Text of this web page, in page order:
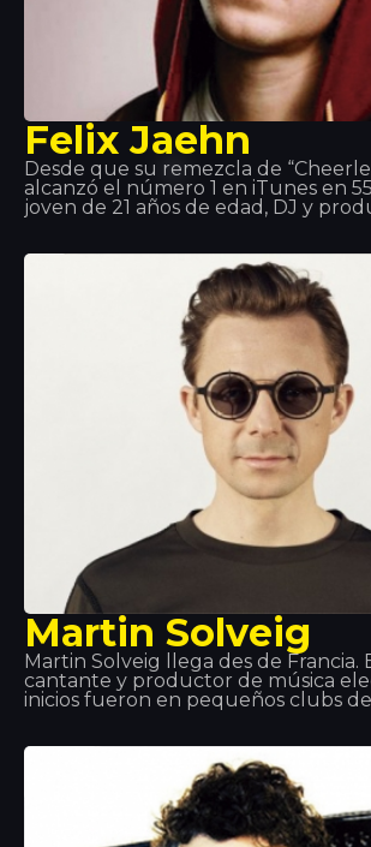
Felix Jaehn
Desde que su remezcla de
alcanzó el número 1 en iTunes en 55
joven de 21 años de edad, DJ y
futuro. Además, su enorme éxito
ruptura “Ain’t Nobody” con Jasmine
ha convertido en uno de los
Martin Solveig
Martin Solveig llega des de Francia.
cantante y productor de música
inicios fueron en pequeños clubs de
de DJ, como de director artístico.
“Edony” o “Heart of Africa” dieron el
más adelante sacó su álbum.
placer de verlo en directo en
podemos decir una palaba: